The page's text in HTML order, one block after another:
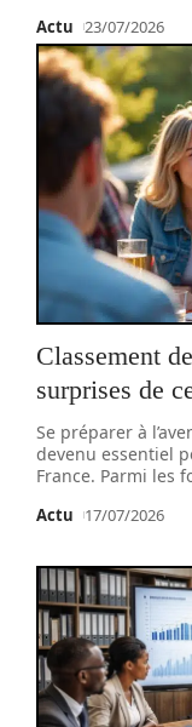
Actu 23/07/2026
Classement
surprises de
Se préparer à
devenu essentiel
France. Parmi les
Actu 17/07/2026